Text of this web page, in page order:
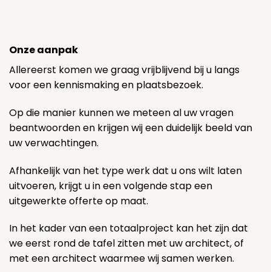
Onze aanpak
Allereerst komen we graag vrijblijvend bij u langs
voor een kennismaking en plaatsbezoek.
Op die manier kunnen we meteen al uw vragen
beantwoorden en krijgen wij een duidelijk beeld van
uw verwachtingen.
Afhankelijk van het type werk dat u ons wilt laten
uitvoeren, krijgt u in een volgende stap een
uitgewerkte offerte op maat.
In het kader van een totaalproject kan het zijn dat
we eerst rond de tafel zitten met uw architect, of
met een architect waarmee wij samen werken.